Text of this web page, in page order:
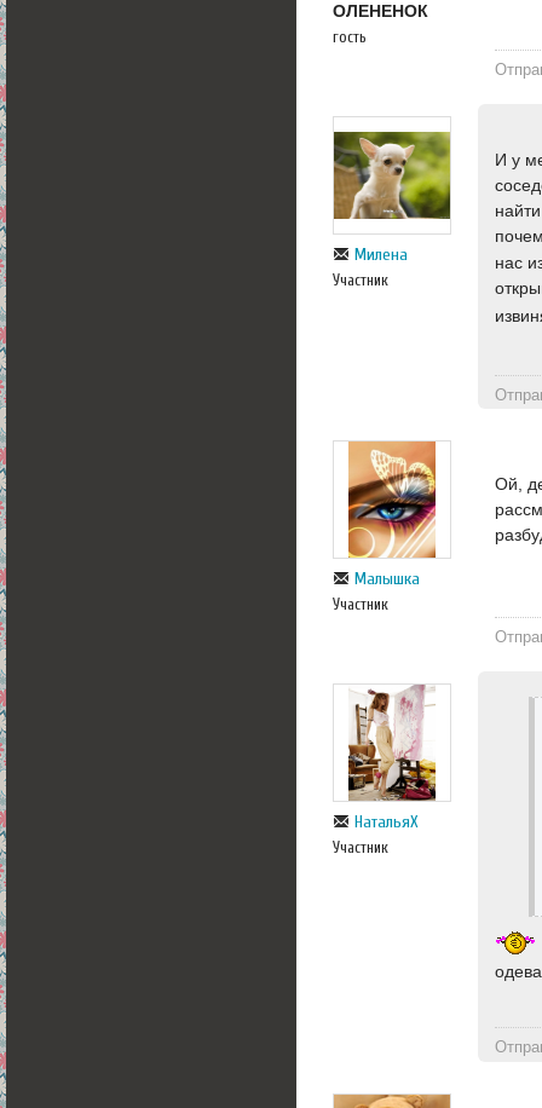
ОЛЕНЕНОК
гость
Милена
Участник
И у
нас
Малышка
Участник
Ой,
НатальяХ
Участник